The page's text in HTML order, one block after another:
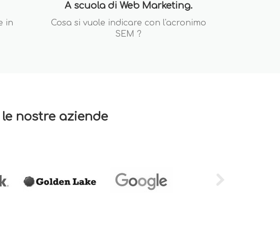
in
A scuola di Web Marketing.
Cosa si vuole indicare con l'acronimo
SEM ?
nostre aziende